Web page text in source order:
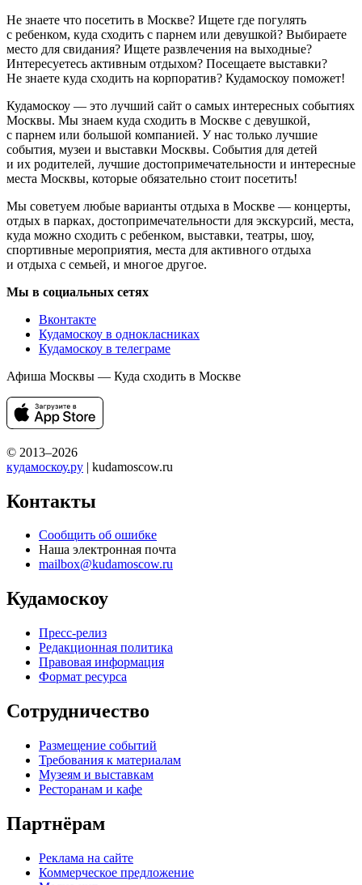
Не знаете что посетить в Москве? Ищете где погулять
с ребенком, куда сходить с парнем или девушкой? Выбираете
место для свидания? Ищете развлечения на выходные?
Интересуетесь активным отдыхом? Посещаете выставки?
Не знаете куда сходить на корпоратив? Кудамоскоу поможет!
Кудамоскоу — это лучший сайт о самых интересных событиях
Москвы. Мы знаем куда сходить в Москве с девушкой,
с парнем или большой компанией. У нас только лучшие
события, музеи и выставки Москвы. События для детей
и их родителей, лучшие достопримечательности и интересные
места Москвы, которые обязательно стоит посетить!
Мы советуем любые варианты отдыха в Москве — концерты,
отдых в парках, достопримечательности для экскурсий, места,
куда можно сходить с ребенком, выставки, театры, шоу,
спортивные мероприятия, места для активного отдыха
и отдыха с семьей, и многое другое.
Мы в социальных сетях
Вконтакте
Кудамоскоу в однокласниках
Кудамоскоу в телеграме
Афиша Москвы — Куда сходить в Москве
© 2013–2026
кудамоскоу.ру | kudamoscow.ru
Контакты
Сообщить об ошибке
Наша электронная почта
mailbox@kudamoscow.ru
Кудамоскоу
Пресс-релиз
Редакционная политика
Правовая информация
Формат ресурса
Сотрудничество
Размещение событий
Требования к материалам
Музеям и выставкам
Ресторанам и кафе
Партнёрам
Реклама на сайте
Коммерческое предложение